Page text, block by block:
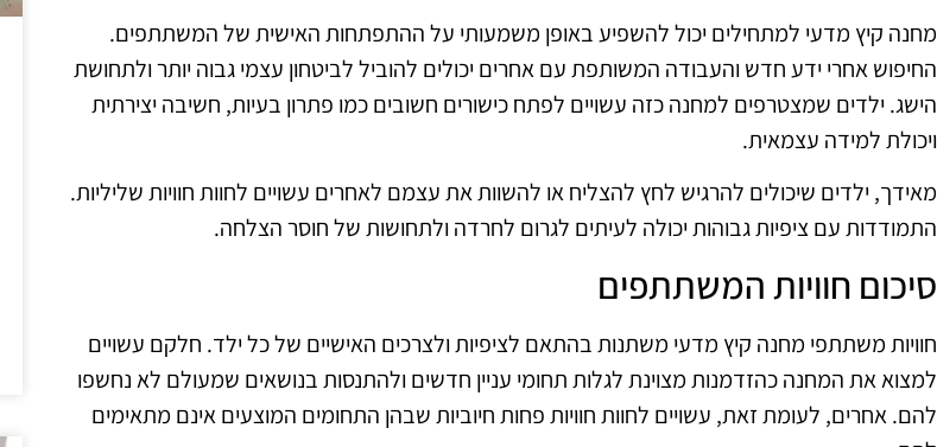
מחנה קיץ מדעי למתחילים יכול להשפיע באופן משמעותי על ההתפתחות האישית של המשתתפים.
החיפוש אחרי ידע חדש והעבודה המשותפת עם אחרים יכולים להוביל לביטחון עצמי גבוה יותר ולתחושת
הישג. ילדים שמצטרפים למחנה כזה עשויים לפתח כישורים חשובים כמו פתרון בעיות, חשיבה יצירתית
ויכולת למידה עצמאית.
מאידך, ילדים שיכולים להרגיש לחץ להצליח או להשוות את עצמם לאחרים עשויים לחוות חוויות שליליות.
התמודדות עם ציפיות גבוהות יכולה לעיתים לגרום לחרדה ולתחושות של חוסר הצלחה.
סיכום חוויות המשתתפים
חוויות משתתפי מחנה קיץ מדעי משתנות בהתאם לציפיות ולצרכים האישיים של כל ילד. חלקם עשויים
למצוא את המחנה כהזדמנות מצוינת לגלות תחומי עניין חדשים ולהתנסות בנושאים שמעולם לא נחשפו
להם. אחרים, לעומת זאת, עשויים לחוות חוויות פחות חיוביות שבהן התחומים המוצעים אינם מתאימים